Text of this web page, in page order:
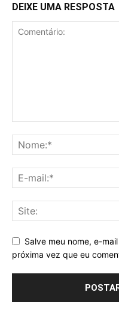
DEIXE UMA RESPOSTA
Salve meu nome, e-
próxima vez que eu